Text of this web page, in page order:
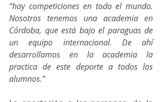
“hay competiciones en todo el mundo.
Nosotros tenemos una academia en
Córdoba, que está bajo el paraguas de
un equipo internacional. De ahí
desarrollamos en la academia la
practica de este deporte a todos los
alumnos.”